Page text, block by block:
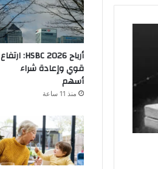
أرباح HSBC 2026: ارتفاع
قوي وإعادة شراء
أسهم
منذ 11 ساعة